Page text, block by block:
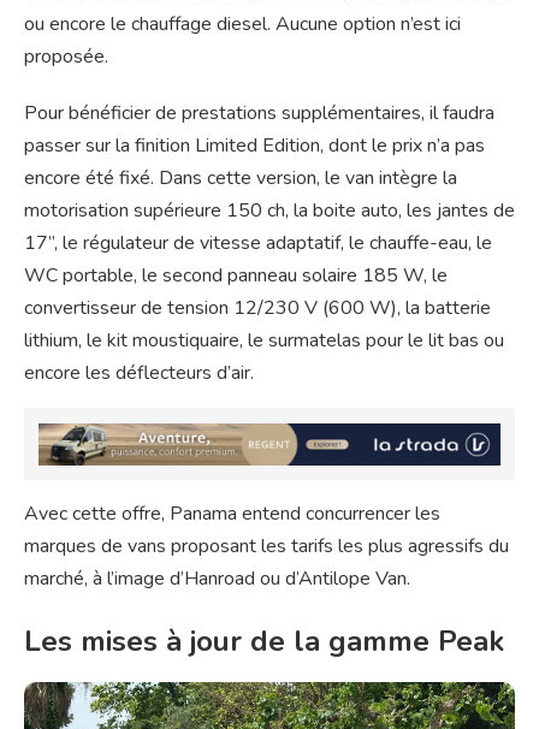
ou encore le chauffage diesel. Aucune option n’est ici
proposée.
Pour bénéficier de prestations supplémentaires, il faudra
passer sur la finition Limited Edition, dont le prix n’a pas
encore été fixé. Dans cette version, le van intègre la
motorisation supérieure 150 ch, la boite auto, les jantes de
17’’, le régulateur de vitesse adaptatif, le chauffe-eau, le
WC portable, le second panneau solaire 185 W, le
convertisseur de tension 12/230 V (600 W), la batterie
lithium, le kit moustiquaire, le surmatelas pour le lit bas ou
encore les déflecteurs d’air.
Avec cette offre, Panama entend concurrencer les
marques de vans proposant les tarifs les plus agressifs du
marché, à l’image d’Hanroad ou d’Antilope Van.
Les mises à jour de la gamme Peak